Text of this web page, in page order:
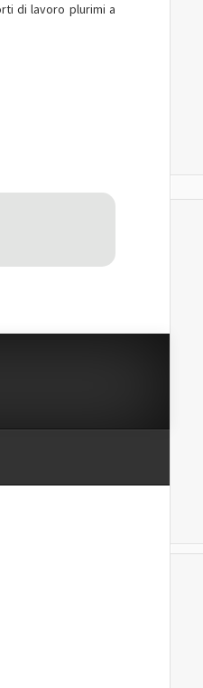
di lavoro plurimi a